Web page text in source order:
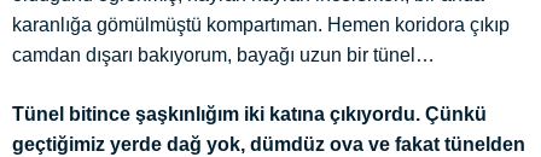
karanlığa gömülmüştü kompartıman. Hemen koridora çıkıp
camdan dışarı bakıyorum, bayağı uzun bir tünel…
Tünel bitince şaşkınlığım iki katına çıkıyordu. Çünkü
geçtiğimiz yerde dağ yok, dümdüz ova ve fakat tünelden